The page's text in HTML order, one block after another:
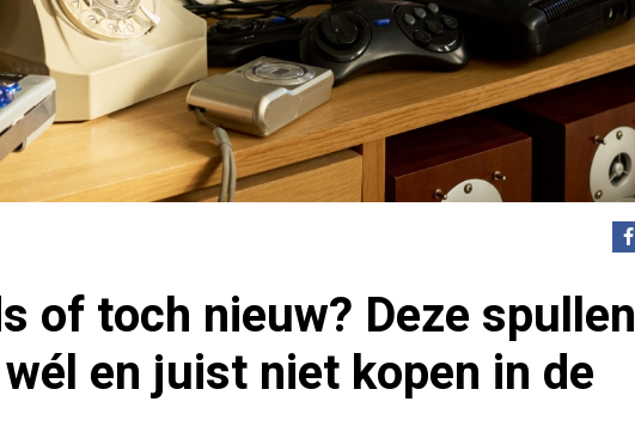
of toch nieuw? Deze spullen
en juist niet kopen in de